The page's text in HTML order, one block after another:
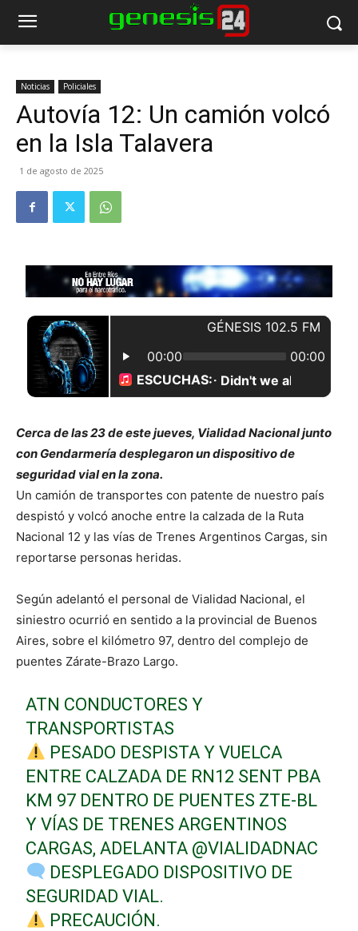
Noticias Policiales
Autovía 12: Un camión volcó
en la Isla Talavera
1 de agosto de 2025
Cerca de las 23 de este jueves, Vialidad Nacional junto
con Gendarmería desplegaron un dispositivo de
seguridad vial en la zona.
Un camión de transportes con patente de nuestro país
despistó y volcó anoche entre la calzada de la Ruta
Nacional 12 y las vías de Trenes Argentinos Cargas, sin
reportarse personas heridas.
Según adelantó el personal de Vialidad Nacional, el
siniestro ocurrió en sentido a la provincial de Buenos
Aires, sobre el kilómetro 97, dentro del complejo de
puentes Zárate-Brazo Largo.
ATN CONDUCTORES Y
TRANSPORTISTAS
PESADO DESPISTA Y VUELCA
ENTRE CALZADA DE RN12 SENT PBA
KM 97 DENTRO DE PUENTES ZTE-BL
Y VÍAS DE TRENES ARGENTINOS
CARGAS, ADELANTA @VIALIDADNAC
DESPLEGADO DISPOSITIVO DE
SEGURIDAD VIAL.
PRECAUCIÓN.